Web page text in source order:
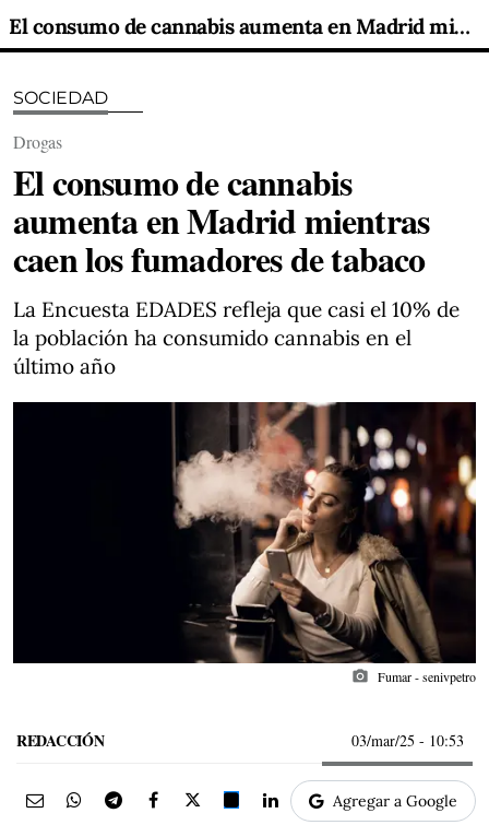
El consumo de cannabis aumenta en Madrid mientras caen los fumadores de tabaco
SOCIEDAD
Drogas
El consumo de cannabis
aumenta en Madrid mientras
caen los fumadores de tabaco
La Encuesta EDADES refleja que casi el 10% de
la población ha consumido cannabis en el
último año
photo_camera Fumar - senivpetro
REDACCIÓN 03/mar/25 - 10:53
Agregar a Google